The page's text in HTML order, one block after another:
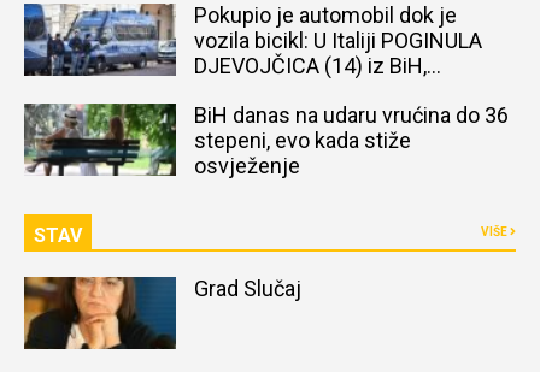
Pokupio je automobil dok je
vozila bicikl: U Italiji POGINULA
DJEVOJČICA (14) iz BiH,
BiH danas na udaru vrućina do 36
stepeni, evo kada stiže
osvježenje
STAV VIŠE
Grad Slučaj